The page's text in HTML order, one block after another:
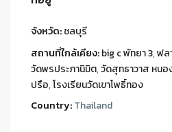
จังหวัด:ชลบุรี
สถานที่ใกล้เคียง:big c พัทยา 3,ฟล
วัดพรประภานิมิต,วัดสุทธาวาส หน
ปรือ,โรงเรียนวัดเขาโพธิ์ทอง
Country:Thailand